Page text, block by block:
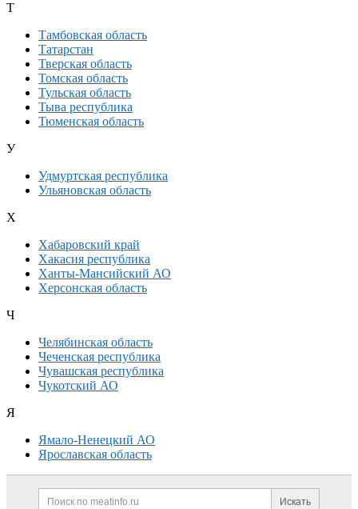
Т
Тамбовская область
Татарстан
Тверская область
Томская область
Тульская область
Тыва республика
Тюменская область
У
Удмуртская республика
Ульяновская область
Х
Хабаровский край
Хакасия республика
Ханты-Мансийский АО
Херсонская область
Ч
Челябинская область
Чеченская республика
Чувашская республика
Чукотский АО
Я
Ямало-Ненецкий АО
Ярославская область
Дополнительная информация
Поиск по сайту и
Искать